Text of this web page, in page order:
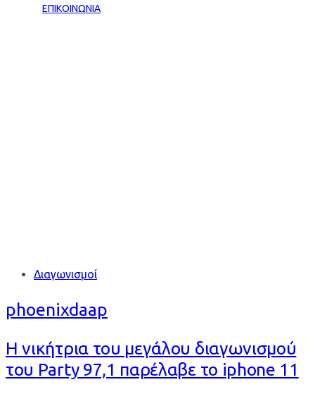
ΕΠΙΚΟΙΝΩΝΙΑ
Tags Διαγωνισμοί
phoenixdaap
Η νικήτρια του μεγάλου διαγωνισμού
του Party 97,1 παρέλαβε το iphone 11